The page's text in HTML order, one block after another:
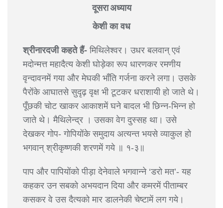
दूसरा अध्याय
केशी का वध
श्रीनारदजी कहते हैं- मिथिलेश्वर। उधर बलवान् एवं
मदोन्मत्त महादैत्य केशी घोड़ेका रूप धारणकर रमणीय
वृन्दावनमें गया और मेघकी भाँति गर्जना करने लगा। उसके
पैरोंके आघातसे सुदृढ़ वृक्ष भी टूटकर धराशायी हो जाते थे।
पूँछकी चोट खाकर आकाशमें घने बादल भी छिन्न-भिन्न हो
जाते थे। मैथिलेन्द्र । उसका वेग दुस्सह था। उसे
देखकर गोप- गोपियोंके समुदाय अत्यन्त भयसे व्याकुल हो
भगवान् श्रीकृष्णकी शरणमें गये ॥ १-३॥
पाप और पापियोंको पीड़ा देनेवाले भगवान्ने ‘डरो मत’- यह
कहकर उन सबको अभयदान दिया और कमरमें पीताम्बर
कसकर वे उस दैत्यको मार डालनेकी चेष्टामें लग गये।